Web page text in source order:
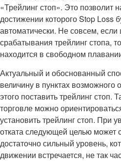
«Трейлинг стоп». Это позволит
достижении которого Stop Loss
автоматически. Не совсем, если
срабатывания трейлинг стопа,
находится в свободном
Актуальный и обоснованный
величину в пунктах возможного
этого поставить трейлинг стоп.
торговле можно
установить трейлинг стоп. При
отката следующей целью может
достаточно сильный уровень,
движении встречается, не так